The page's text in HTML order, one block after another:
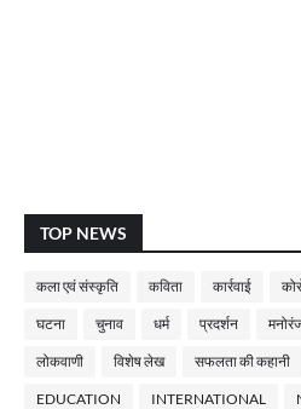
TOP NEWS
कला एवं संस्कृति कविता कार्रवाई
घटना चुनाव धर्म प्रदर्शन
लोकवाणी विशेष लेख सफलता की कहानी
EDUCATION INTERNATIONAL